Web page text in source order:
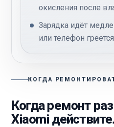
окисления после
Зарядка идёт
или телефон
КОГДА
Когда ремонт
Xiaomi